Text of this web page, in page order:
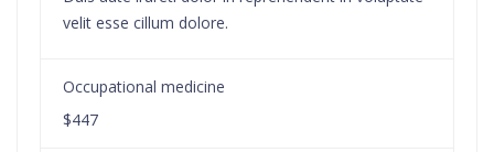
velit esse cillum dolore.
Occupational medicine
$447